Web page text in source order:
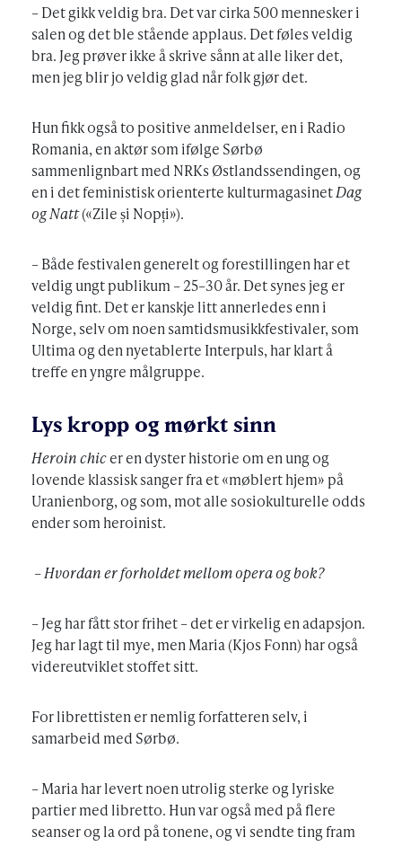
– Det gikk veldig bra. Det var cirka 500 mennesker i
salen og det ble stående applaus. Det føles veldig
bra. Jeg prøver ikke å skrive sånn at alle liker det,
men jeg blir jo veldig glad når folk gjør det.
Hun fikk også to positive anmeldelser, en i Radio
Romania, en aktør som ifølge Sørbø
sammenlignbart med NRKs Østlandssendingen, og
en i det feministisk orienterte kulturmagasinetDag
og Natt(«Zile și Nopți»).
– Både festivalen generelt og forestillingen har et
veldig ungt publikum – 25–30 år. Det synes jeg er
veldig fint. Det er kanskje litt annerledes enn i
Norge, selv om noen samtidsmusikkfestivaler, som
Ultima og den nyetablerte Interpuls, har klart å
treffe en yngre målgruppe.
Lys kropp og mørkt sinn
Heroinchicer en dyster historie om en ung og
lovende klassisk sanger fra et «møblert hjem» på
Uranienborg, og som, mot alle sosiokulturelle odds
ender som heroinist.
–Hvordan er forholdet mellom opera og bok?
– Jeg har fått stor frihet – det er virkelig en adapsjon.
Jeg har lagt til mye, men Maria (Kjos Fonn) har også
videreutviklet stoffet sitt.
For librettisten er nemlig forfatteren selv, i
samarbeid med Sørbø.
– Maria har levert noen utrolig sterke og lyriske
partier med libretto. Hun var også med på flere
seanser og la ord på tonene, og vi sendte ting fram